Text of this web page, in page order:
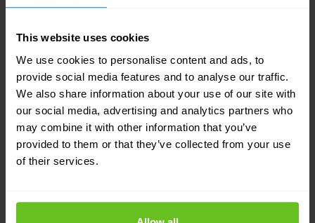
This website uses cookies
We use cookies to personalise content and ads, to
provide social media features and to analyse our traffic.
We also share information about your use of our site with
our social media, advertising and analytics partners who
may combine it with other information that you’ve
provided to them or that they’ve collected from your use
of their services.